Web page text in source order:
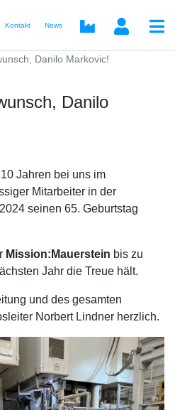
Kontakt News
Danilo Markovic!
Danilo
Jahren bei uns im
Mitarbeiter in der
seinen 65. Geburtstag
Mission:Mauerstein bis zu
Jahr die Treue hält.
und des gesamten
Norbert Lindner herzlich.